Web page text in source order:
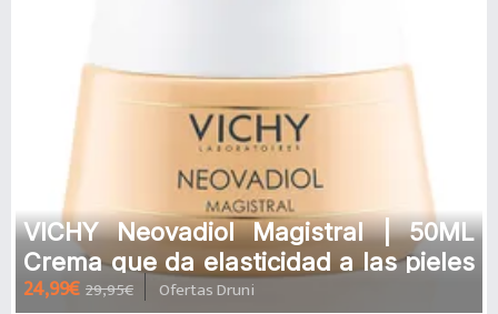
VICHY Neovadiol Magistral | 50ML
Crema que da elasticidad a las pieles
después de la menopausia
24,99€ 29,95€ Ofertas Druni